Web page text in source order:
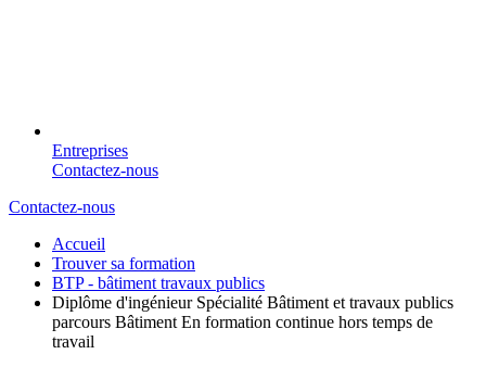
Entreprises
Contactez-nous
Contactez-nous
Accueil
Trouver sa formation
BTP - bâtiment travaux publics
Diplôme d'ingénieur Spécialité Bâtiment et travaux publics
parcours Bâtiment En formation continue hors temps de
travail